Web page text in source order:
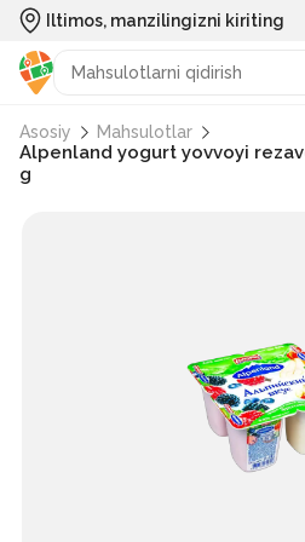
Iltimos, manzilingizni kiriting
Asosiy Mahsulotlar
Alpenland yogurt yovvoyi
g